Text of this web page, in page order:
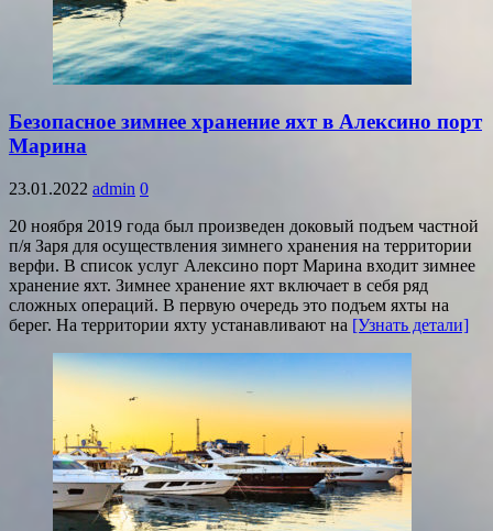
Безопасное зимнее хранение яхт в Алексино порт
Марина
23.01.2022 admin 0
20 ноября 2019 года был произведен доковый подъем частной
п/я Заря для осуществления зимнего хранения на территории
верфи. В список услуг Алексино порт Марина входит зимнее
хранение яхт. Зимнее хранение яхт включает в себя ряд
сложных операций. В первую очередь это подъем яхты на
берег. На территории яхту устанавливают на [Узнать детали]